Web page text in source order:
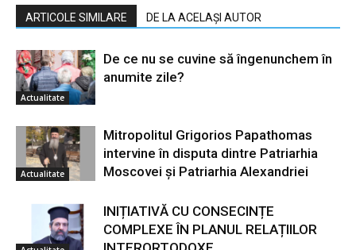
ARTICOLE SIMILARE DE LA ACELAȘI AUTOR
Actualitate
De ce nu se cuvine să îngenunchem în
anumite zile?
Actualitate
Mitropolitul Grigorios Papathomas
intervine în disputa dintre Patriarhia
Moscovei și Patriarhia Alexandriei
INIȚIATIVĂ CU CONSECINȚE
COMPLEXE ÎN PLANUL RELAȚIILOR